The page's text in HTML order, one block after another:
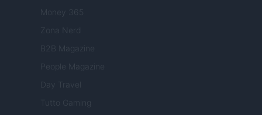
Money 365
Zona Nerd
B2B Magazine
People Magazine
Day Travel
Tutto Gaming